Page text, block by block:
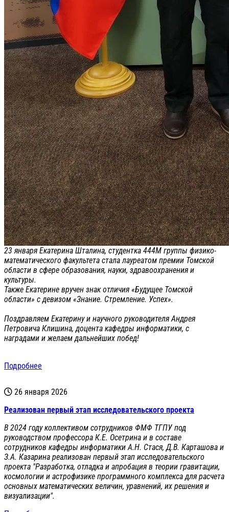
23 января Екатерина Шталина, студентка 444М группы физико-
математического факультета стала лауреатом премии Томской
области в сфере образования, науки, здравоохранения и
культуры.
Также Екатерине вручен знак отличия «Будущее Томской
области» с девизом «Знание. Стремление. Успех».
Поздравляем Екатерину и научного руководителя Андрея
Петровича Клишина, доцента кафедры информатики, с
наградами и желаем дальнейших побед!
Подробнее
26 января 2026
Реализован первый этап исследовательского проекта
В 2024 году коллективом сотрудников ФМФ ТГПУ под
руководством профессора К.Е. Осетрина и в составе
сотрудников кафедры информатики А.Н. Стася, Д.В. Карташова и
З.А. Казарина реализован первый этап исследовательского
проекта "Разработка, отладка и апробация в теории гравитации,
космологии и астрофизике программного комплекса для расчета
основных математических величин, уравнений, их решения и
визуализации".